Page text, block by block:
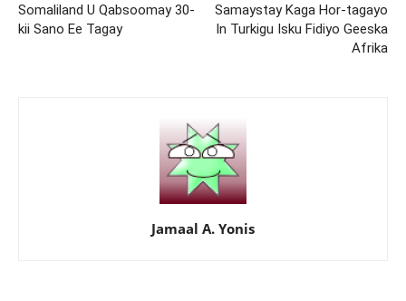
Somaliland U Qabsoomay 30-
kii Sano Ee Tagay
Samaystay Kaga Hor-tagayo
In Turkigu Isku Fidiyo Geeska
Afrika
Jamaal A. Yonis